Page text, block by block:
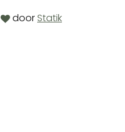
lovedoor Statik